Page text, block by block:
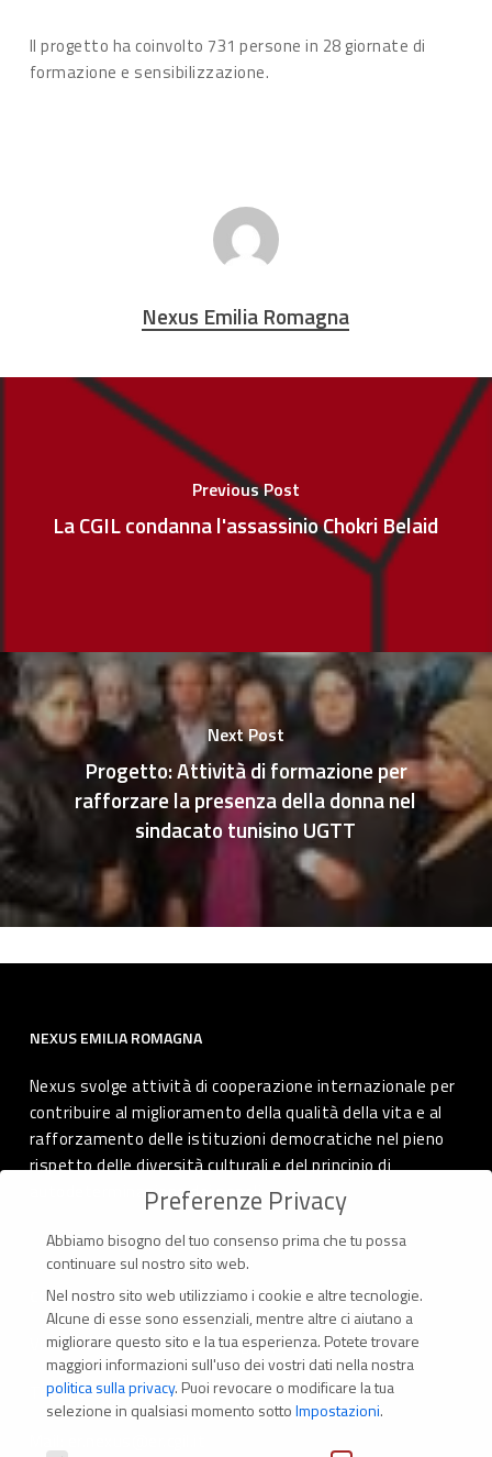
Il progetto ha coinvolto 731 persone in 28 giornate di
formazione e sensibilizzazione.
Nexus Emilia Romagna
Previous Post
La CGIL condanna l'assassinio Chokri Belaid
Next Post
Progetto: Attività di formazione per
rafforzare la presenza della donna nel
sindacato tunisino UGTT
NEXUS EMILIA ROMAGNA
Nexus svolge attività di cooperazione internazionale per
contribuire al miglioramento della qualità della vita e al
rafforzamento delle istituzioni democratiche nel pieno
rispetto delle diversità culturali e del principio di
autodeterminazione dei popoli.
CONTATTI
Via Marconi 69 – 40122 Bologna (Italia)
Tel. +39 051 294 775
Preferenze Privacy
Abbiamo bisogno del tuo consenso prima che tu possa
continuare sul nostro sito web.
Nel nostro sito web utilizziamo i cookie e altre tecnologie.
Alcune di esse sono essenziali, mentre altre ci aiutano a
migliorare questo sito e la tua esperienza. Potete trovare
maggiori informazioni sull'uso dei vostri dati nella nostra
politica sulla privacy. Puoi revocare o modificare la tua
selezione in qualsiasi momento sottoImpostazioni.
Preferenze Privacy